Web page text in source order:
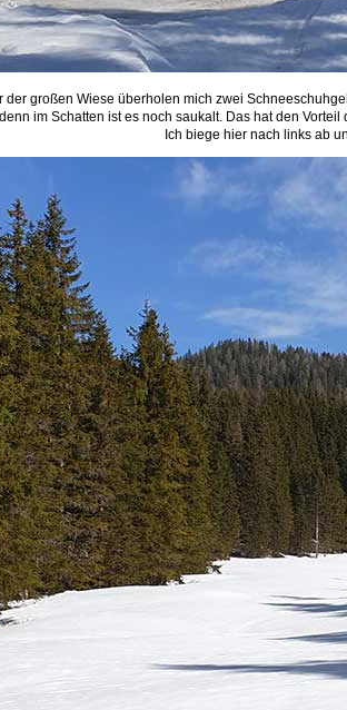
der großen Wiese überholen mich zwei
im Schatten ist es noch saukalt. Das hat den
Ich biege hier nach links ab